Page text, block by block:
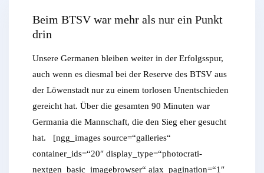
Beim BTSV war mehr als nur ein Punkt
drin
Unsere Germanen bleiben weiter in der Erfolgsspur,
auch wenn es diesmal bei der Reserve des BTSV aus
der Löwenstadt nur zu einem torlosen Unentschieden
gereicht hat. Über die gesamten 90 Minuten war
Germania die Mannschaft, die den Sieg eher gesucht
hat. [ngg_images source=“galleries“
container_ids=“20″ display_type=“photocrati-
nextgen_basic_imagebrowser“ ajax_pagination=“1″